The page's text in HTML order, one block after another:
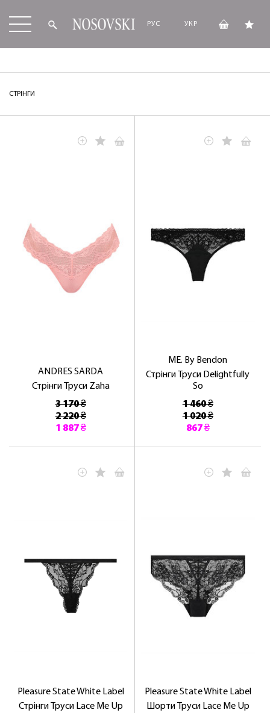
РУС УКР
СТРІНГИ
ANDRES SARDA
Стрінги Труси Zaha
3 170 ₴
2 220 ₴
1 887 ₴
ME. By Bendon
Стрінги Труси Delightfully
So
1 460 ₴
1 020 ₴
867 ₴
Pleasure State White Label
Стрінги Труси Lace Me Up
Pleasure State White Label
Шорти Труси Lace Me Up